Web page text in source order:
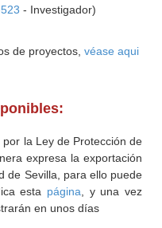
- Investigador)
de proyectos, véase aqui
, por la Ley de Protección de
expresa la exportación
de Sevilla, para ello puede
esta página , y una vez
en unos días